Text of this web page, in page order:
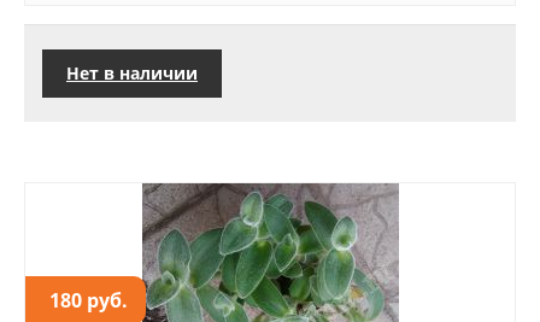
Нет в наличии
180 руб.